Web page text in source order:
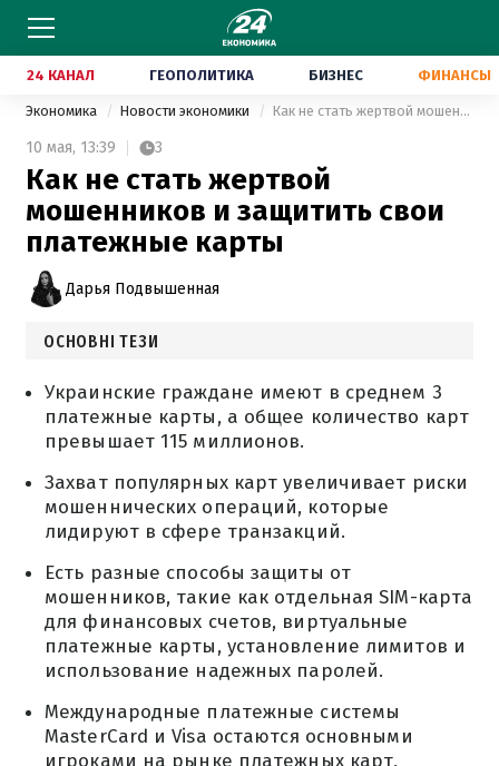
24 КАНАЛ ГЕОПОЛИТИКА БИЗНЕС ФИНАНСЫ
Экономика Новости экономики Как не стать жертвой мошенников и защитить свои платежные карты
10 мая, 13:39 3
Как не стать жертвой
мошенников и защитить свои
платежные карты
Дарья Подвышенная
ОСНОВНІ ТЕЗИ
Украинские граждане имеют в среднем 3
платежные карты, а общее количество карт
превышает 115 миллионов.
Захват популярных карт увеличивает риски
мошеннических операций, которые
лидируют в сфере транзакций.
Есть разные способы защиты от
мошенников, такие как отдельная SIM-карта
для финансовых счетов, виртуальные
платежные карты, установление лимитов и
использование надежных паролей.
Международные платежные системы
MasterCard и Visa остаются основными
игроками на рынке платежных карт,